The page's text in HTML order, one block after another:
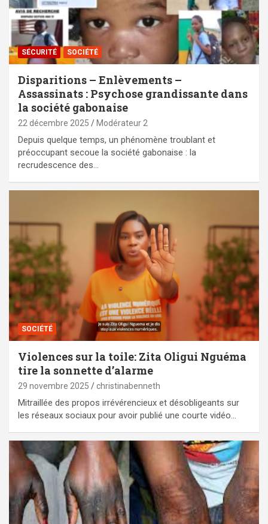
SÉCURITÉ SOCIÉTÉ
Disparitions – Enlèvements –
Assassinats : Psychose grandissante dans
la société gabonaise
22 décembre 2025 Modérateur 2
Depuis quelque temps, un phénomène troublant et
préoccupant secoue la société gabonaise : la
recrudescence des…
SOCIÉTÉ
Violences sur la toile: Zita Oligui Nguéma
tire la sonnette d’alarme
29 novembre 2025 christinabenneth
Mitraillée des propos irrévérencieux et désobligeants sur
les réseaux sociaux pour avoir publié une courte vidéo…